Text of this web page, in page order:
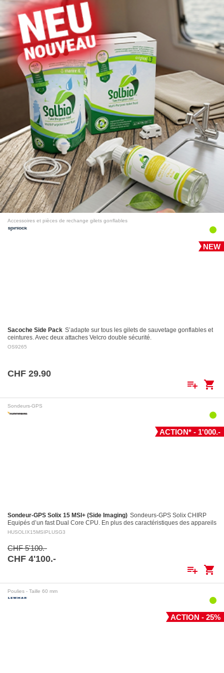
Accessoires et pièces de rechange gilets gonflables
NEW
Sacoche Side Pack S’adapte sur tous les gilets de sauvetage gonflables et
ceintures. Avec deux attaches Velcro double sécurité.
OS9265
CHF 29.90
playlist_add shopping_cart
Sondeurs-GPS
ACTION* - 1'000.-
Sondeur-GPS Solix 15 MSI+ (Side Imaging) Sondeurs-GPS Solix CHIRP
Equipés d’un fast Dual Core CPU. En plus des caractéristiques des appareils
Helix, entre autres le puissant système…
HUSOLIX15MSIPLUSG3
CHF 5'100.-
CHF 4'100.-
playlist_add shopping_cart
Poulies - Taille 60 mm
ACTION - 25%